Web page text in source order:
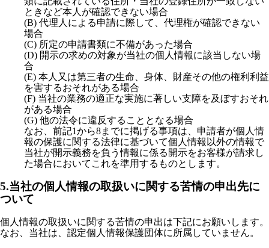
ときなど本人が確認できない場合
(B) 代理人による申請に際して、代理権が確認できない
場合
(C) 所定の申請書類に不備があった場合
(D) 開示の求めの対象が当社の個人情報に該当しない場
合
(E) 本人又は第三者の生命、身体、財産その他の権利利益
を害するおそれがある場合
(F) 当社の業務の適正な実施に著しい支障を及ぼすおそれ
がある場合
(G) 他の法令に違反することとなる場合
なお、前記1から8までに掲げる事項は、申請者が個人情
報の保護に関する法律に基づいて個人情報以外の情報で
当社が開示義務を負う情報に係る開示をお客様が請求し
た場合においてこれを準用するものとします。
5.当社の個人情報の取扱いに関する苦情の申出先に
ついて
個人情報の取扱いに関する苦情の申出は下記にお願いします。
なお、当社は、認定個人情報保護団体に所属していません。